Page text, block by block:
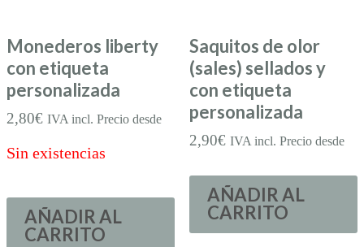
Monederos liberty
con etiqueta
personalizada
2,80€ IVA incl. Precio desde
Sin existencias
AÑADIR AL
CARRITO
Saquitos de olor
(sales) sellados y
con etiqueta
personalizada
2,90€ IVA incl. Precio desde
AÑADIR AL
CARRITO